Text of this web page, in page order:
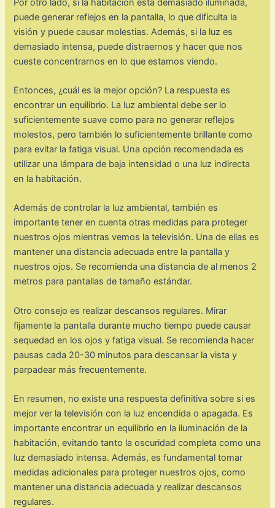
puede generar reflejos en la pantalla, lo que dificulta la
visión y puede causar molestias. Además, si la luz es
demasiado intensa, puede distraernos y hacer que nos
cueste concentrarnos en lo que estamos viendo.
Entonces, ¿cuál es la mejor opción? La respuesta es
encontrar un equilibrio. La luz ambiental debe ser lo
suficientemente suave como para no generar reflejos
molestos, pero también lo suficientemente brillante como
para evitar la fatiga visual. Una opción recomendada es
utilizar una lámpara de baja intensidad o una luz indirecta
en la habitación.
Además de controlar la luz ambiental, también es
importante tener en cuenta otras medidas para proteger
nuestros ojos mientras vemos la televisión. Una de ellas es
mantener una distancia adecuada entre la pantalla y
nuestros ojos. Se recomienda una distancia de al menos 2
metros para pantallas de tamaño estándar.
Otro consejo es realizar descansos regulares. Mirar
fijamente la pantalla durante mucho tiempo puede causar
sequedad en los ojos y fatiga visual. Se recomienda hacer
pausas cada 20-30 minutos para descansar la vista y
parpadear más frecuentemente.
En resumen, no existe una respuesta definitiva sobre si es
mejor ver la televisión con la luz encendida o apagada. Es
importante encontrar un equilibrio en la iluminación de la
habitación, evitando tanto la oscuridad completa como una
luz demasiado intensa. Además, es fundamental tomar
medidas adicionales para proteger nuestros ojos, como
mantener una distancia adecuada y realizar descansos
regulares.